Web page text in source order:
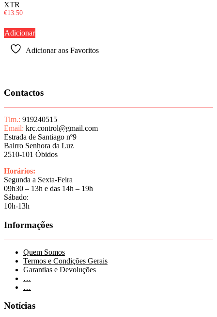
XTR
€13.50
Adicionar
Adicionar aos Favoritos
Contactos
Tlm.: 919240515
Email: krc.control@gmail.com
Estrada de Santiago nº9
Bairro Senhora da Luz
2510-101 Óbidos
Horários:
Segunda a Sexta-Feira
09h30 – 13h e das 14h – 19h
Sábado:
10h-13h
Informações
Quem Somos
Termos e Condições Gerais
Garantias e Devoluções
…
…
Notícias